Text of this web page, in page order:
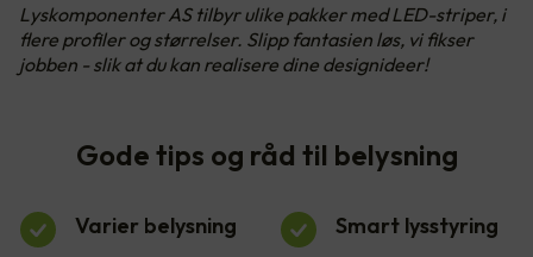
Lyskomponenter AS tilbyr ulike pakker med LED-striper, i
flere profiler og størrelser. Slipp fantasien løs, vi fikser
jobben - slik at du kan realisere dine designideer!
Gode tips og råd til belysning
Varier belysning Smart lysstyring